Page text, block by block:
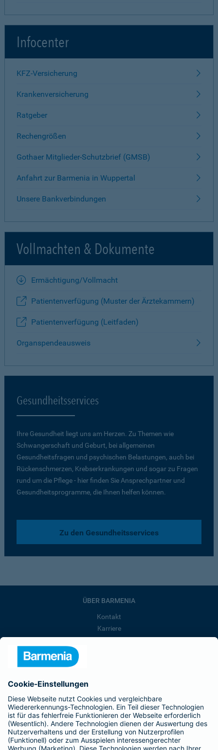
Infocenter
KFZ-Versicherung
Krankenversicherung
Ratgeber
Rechengrößen
Gothaer Mitglieder-Schutzbrief (GMSB)
Anfahrt zur Barmenia in Wuppertal
Unsere Bankverbindungen
Vollmachten & Dokumente
Ermächtigung/Vollmacht
Patientenverfügung (Muster der Ärztekammern)
Patientenverfügung (Leitfaden)
Organspendeausweis
Gesundheitsservices
Ihre Gesundheit liegt uns am Herzen. Zu Themen wie
Schwangerschaft und Geburt, bei allgemeinen
Gesundheitsfragen und psychischen Belastungen, auch bei
Rückenschmerzen, Krebserkrankungen und sogar zu Fragen
rund um die Pflege - hier finden Sie Ansprechpartner und
Gesundheitsprogramme, die Ihnen helfen können.
Zu den Gesundheitsservices
ÜBER BARMENIA
Kontakt
Karriere
Barmenia ist Teil der BarmeniaGothaer
BELIEBTE SEITEN
Kranken-Zusatzversicherung
Tierversicherungen
Haftpflichtversicherung